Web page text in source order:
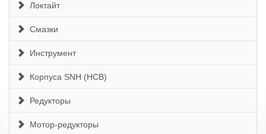
Локтайт
Смазки
Инструмент
Корпуса SNH (HCB)
Редукторы
Мотор-редукторы